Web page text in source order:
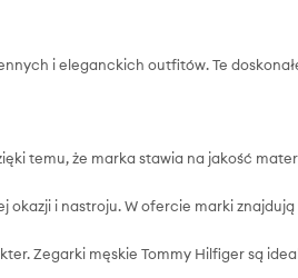
i eleganckich outfitów. Te
temu, że marka stawia na jakość
i nastroju. W ofercie marki
Zegarki męskie Tommy Hilfiger są